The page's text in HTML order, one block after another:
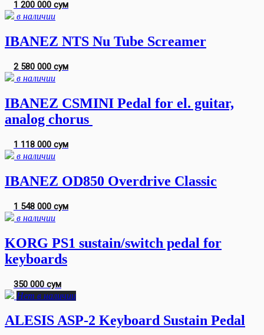
1 200 000 сум
в наличии
IBANEZ NTS Nu Tube Screamer
2 580 000 сум
в наличии
IBANEZ CSMINI Pedal for el. guitar,
analog chorus
1 118 000 сум
в наличии
IBANEZ OD850 Overdrive Classic
1 548 000 сум
в наличии
KORG PS1 sustain/switch pedal for
keyboards
350 000 сум
Нет в наличии
ALESIS ASP-2 Keyboard Sustain Pedal